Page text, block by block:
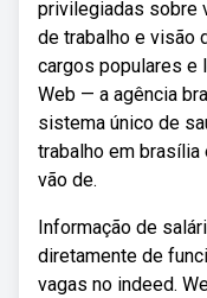
privilegiadas sobre
de trabalho e visão
cargos populares e
Web — a agência
sistema único de
trabalho em
vão de.
Informação de
diretamente de
vagas no indeed.